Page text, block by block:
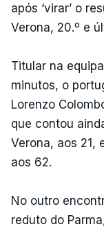
após ‘virar’ o
Verona, 20.º e
Titular na
minutos, o
Lorenzo
que contou
Verona, aos 21,
aos 62.
No outro
reduto do